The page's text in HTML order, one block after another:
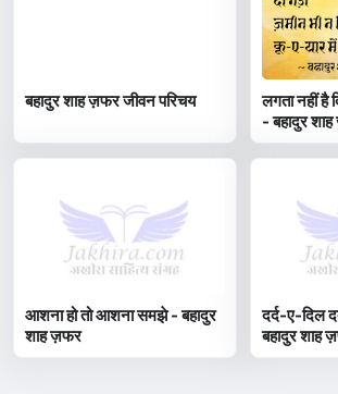
बहादुर शाह ज़फर जीवन परिचय
लगता नहीं है
- बहादुर
आशना हो तो आशना समझे - बहादुर
शाह ज़फर
दर्द-ए-दिल
बहादुर शाह